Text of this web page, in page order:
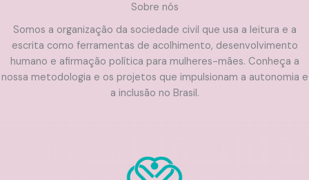
Sobre nós
Somos a organização da sociedade civil que usa a leitura e a
escrita como ferramentas de acolhimento, desenvolvimento
humano e afirmação política para mulheres-mães. Conheça a
nossa metodologia e os projetos que impulsionam a autonomia e
a inclusão no Brasil.